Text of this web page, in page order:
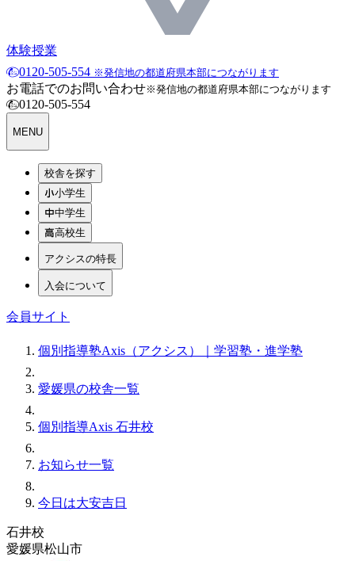
体験授業
0120-505-554 ※発信地の都道府県本部につながります
お電話でのお問い合わせ※発信地の都道府県本部につながります
0120-505-554
MENU
校舎を探す
小学生
中学生
高校生
アクシスの特長
入会について
会員サイト
個別指導塾Axis（アクシス）｜学習塾・進学塾
愛媛県の校舎一覧
個別指導Axis 石井校
お知らせ一覧
今日は大安吉日
石井校
愛媛県松山市